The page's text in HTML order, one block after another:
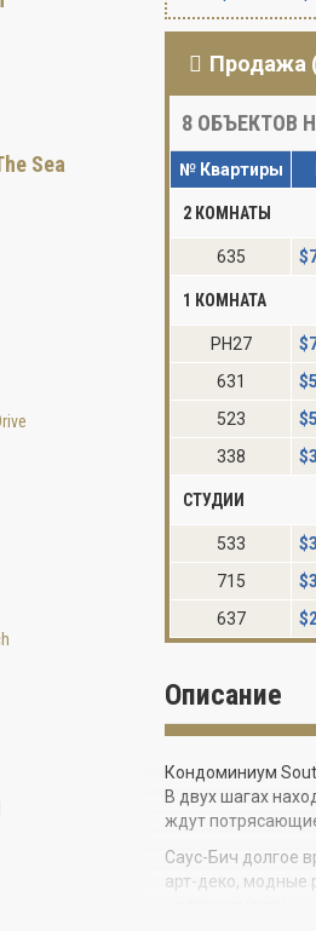
Продажа
8 ОБЪЕКТОВ
№ Квартиры
2 КОМНАТЫ
635 $
1 КОМНАТА
PH27 $
631
$
523
$
338
$
СТУДИИ
533 $
715
$
637
$
Описание
Кондоминиум
В двух шагах
ждут
Саус-Бич долгое
арт-деко, модные
Sea